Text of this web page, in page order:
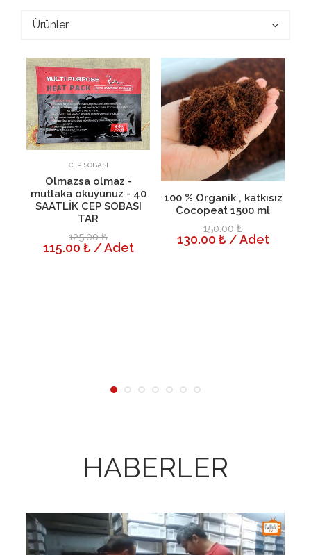
Ürünler
Sepete Ekle
CEP SOBASI
Olmazsa olmaz -
mutlaka okuyunuz - 40
SAATLİK CEP SOBASI
TAR
125.00 ₺
115.00 ₺ / Adet
Detayı
Sepete Ekle
100 % Organik , katkısız
Cocopeat 1500 ml
150.00 ₺
130.00 ₺ / Adet
HABERLER